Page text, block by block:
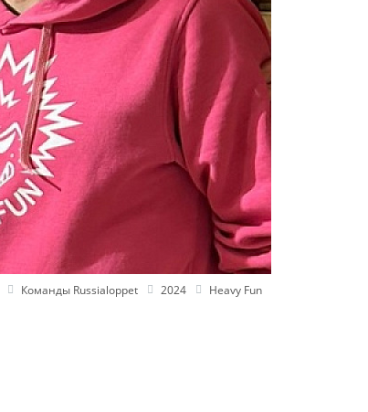
Команды Russialoppet 2024 Heavy Fun